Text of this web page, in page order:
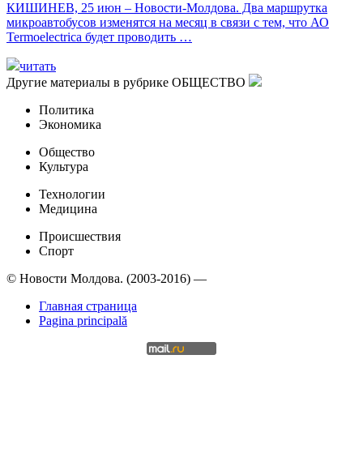
КИШИНЕВ, 25 июн – Новости-Молдова. Два маршрутка
микроавтобусов изменятся на месяц в связи с тем, что АО
Termoelectrica будет проводить …
читать
Другие материалы в рубрике ОБЩЕСТВО
Политика
Экономика
Общество
Культура
Технологии
Медицина
Происшествия
Спорт
© Новости Молдова. (2003-2016) —
Главная страница
Pagina principală